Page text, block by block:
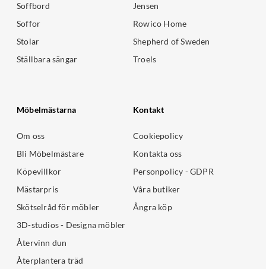
Soffbord
Soffor
Stolar
Ställbara sängar
Jensen
Rowico Home
Shepherd of Sweden
Troels
Möbelmästarna
Om oss
Bli Möbelmästare
Köpevillkor
Mästarpris
Skötselråd för möbler
3D-studios - Designa möbler
Återvinn dun
Återplantera träd
Kontakt
Cookiepolicy
Kontakta oss
Personpolicy - GDPR
Våra butiker
Ångra köp